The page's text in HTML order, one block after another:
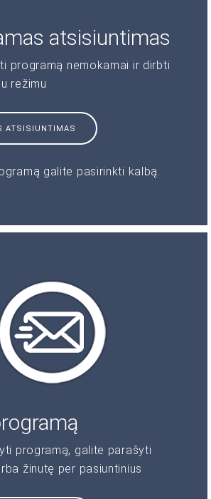
atsisiuntimas
programą nemokamai ir dirbti
režimu
ATSISIUNTIMAS
galite pasirinkti kalbą.
programą, galite parašyti
žinutę per pasiuntinius